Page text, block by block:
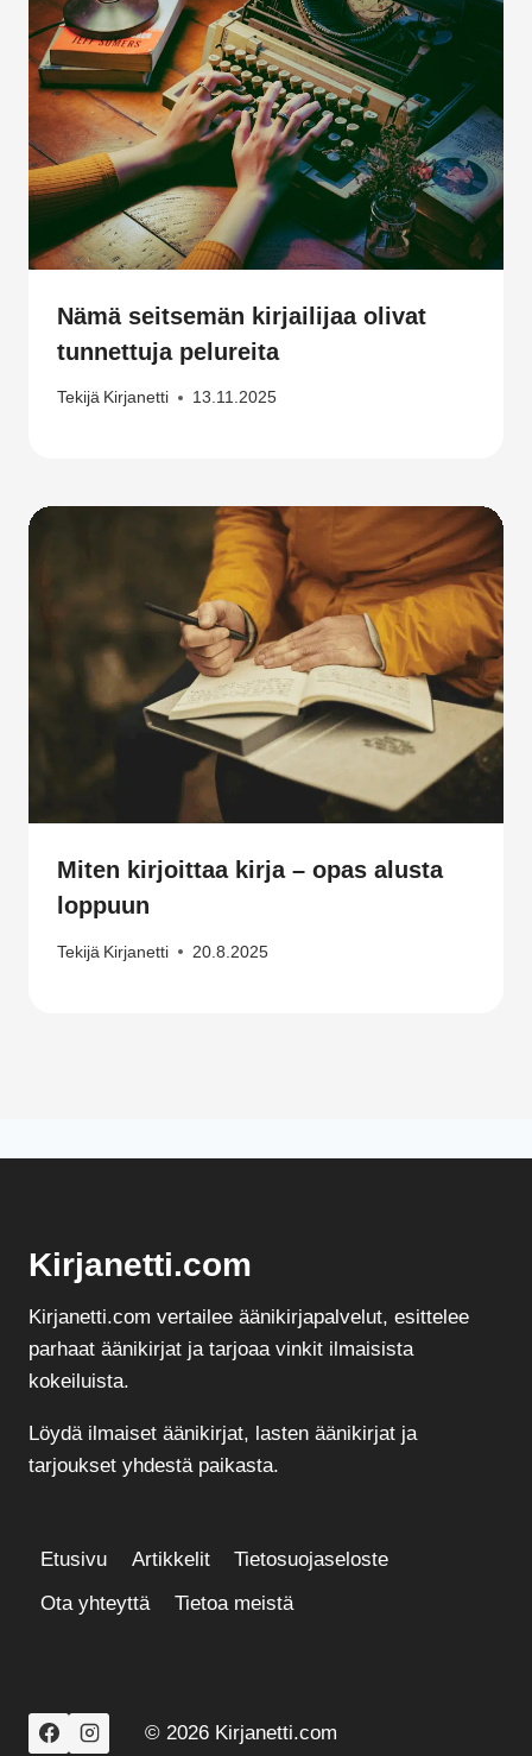
Nämä seitsemän kirjailijaa olivat
tunnettuja pelureita
Tekijä Kirjanetti 13.11.2025
Miten kirjoittaa kirja – opas alusta
loppuun
Tekijä Kirjanetti 20.8.2025
Kirjanetti.com
Kirjanetti.com vertailee äänikirjapalvelut, esittelee
parhaat äänikirjat ja tarjoaa vinkit ilmaisista
kokeiluista.
Löydä ilmaiset äänikirjat, lasten äänikirjat ja
tarjoukset yhdestä paikasta.
Etusivu Artikkelit
Tietosuojaseloste
Ota yhteyttä
Tietoa meistä
© 2026 Kirjanetti.com